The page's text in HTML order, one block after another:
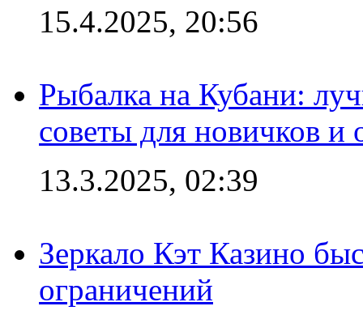
15.4.2025, 20:56
Рыбалка на Кубани:
советы для новичков
13.3.2025, 02:39
Зеркало Кэт Казино
ограничений